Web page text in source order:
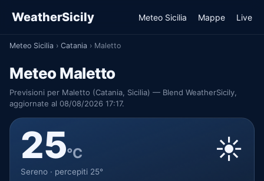
WeatherSicily Meteo Sicilia Mappe Live
Meteo Sicilia › Catania › Maletto
Meteo Maletto
Previsioni per Maletto (Catania, Sicilia) — Blend WeatherSicily,
aggiornate al 08/08/2026 17:17.
25°C
Sereno · percepiti 25°
☀️